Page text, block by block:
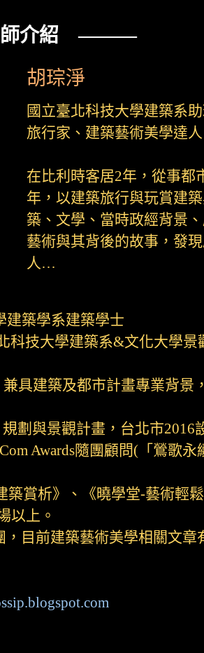
介紹 ———
胡琮淨
國立臺北科技大學建築系
旅行家、建築藝術美學達人
在比利時客居2年，從事都
年，以建築旅行與玩賞建
築、文學、當時政經背景
藝術與其背後的故事，發
人…
築學系建築學士
技大學建築系&文化大學景
具建築及都市計畫專業背景
劃與景觀計畫，台北市2016
Awards隨團顧問(「鶯歌
賞析》、《曉學堂-藝術輕
以上。
目前建築藝術美學相關文章